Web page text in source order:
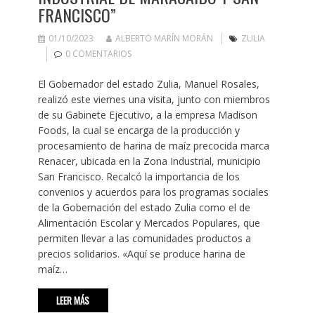
FRANCISCO”
01/10/2023 ALBERTO MARÍN MORÁN
ZULIA
0 COMENTARIOS
El Gobernador del estado Zulia, Manuel Rosales,
realizó este viernes una visita, junto con miembros
de su Gabinete Ejecutivo, a la empresa Madison
Foods, la cual se encarga de la producción y
procesamiento de harina de maíz precocida marca
Renacer, ubicada en la Zona Industrial, municipio
San Francisco. Recalcó la importancia de los
convenios y acuerdos para los programas sociales
de la Gobernación del estado Zulia como el de
Alimentación Escolar y Mercados Populares, que
permiten llevar a las comunidades productos a
precios solidarios. «Aquí se produce harina de
maíz…
LEER MÁS